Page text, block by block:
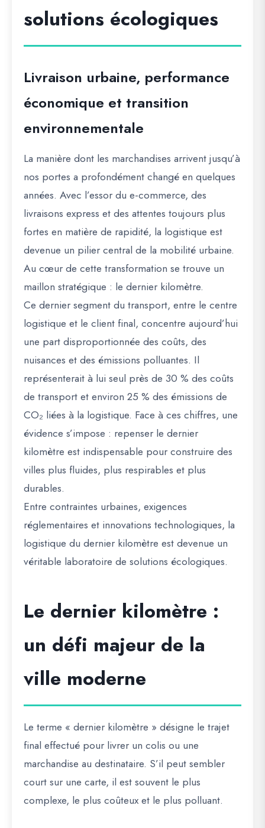
solutions écologiques
Livraison urbaine, performance
économique et transition
environnementale
La manière dont les marchandises arrivent jusqu’à
nos portes a profondément changé en quelques
années. Avec l’essor du e-commerce, des
livraisons express et des attentes toujours plus
fortes en matière de rapidité, la logistique est
devenue un pilier central de la mobilité urbaine.
Au cœur de cette transformation se trouve un
maillon stratégique : le dernier kilomètre.
Ce dernier segment du transport, entre le centre
logistique et le client final, concentre aujourd’hui
une part disproportionnée des coûts, des
nuisances et des émissions polluantes. Il
représenterait à lui seul près de 30 % des coûts
de transport et environ 25 % des émissions de
CO₂ liées à la logistique. Face à ces chiffres, une
évidence s’impose : repenser le dernier
kilomètre est indispensable pour construire des
villes plus fluides, plus respirables et plus
durables.
Entre contraintes urbaines, exigences
réglementaires et innovations technologiques, la
logistique du dernier kilomètre est devenue un
véritable laboratoire de solutions écologiques.
Le dernier kilomètre :
un défi majeur de la
ville moderne
Le terme « dernier kilomètre » désigne le trajet
final effectué pour livrer un colis ou une
marchandise au destinataire. S’il peut sembler
court sur une carte, il est souvent le plus
complexe, le plus coûteux et le plus polluant.